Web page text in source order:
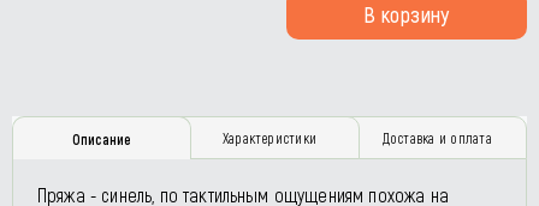
В корзину
Описание Характеристики Доставка и оплата
Пряжа - синель, по тактильным ощущениям похожа на